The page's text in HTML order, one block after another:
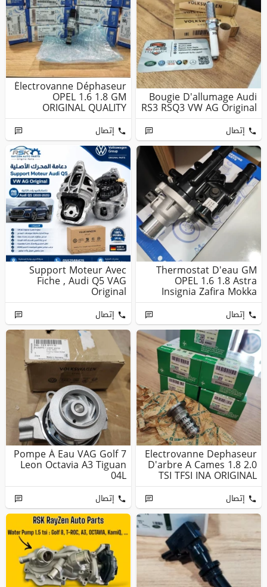
Bougie D'allumage Audi
RS3 RSQ3 VW AG Original
إتصال
Électrovanne Déphaseur
OPEL 1.6 1.8 GM
ORIGINAL QUALITY
إتصال
Thermostat D'eau GM
OPEL 1.6 1.8 Astra
Insignia Zafira Mokka
إتصال
Support Moteur Avec
Fiche , Audi Q5 VAG
Original
إتصال
Electrovanne Dephaseur
D'arbre A Cames 1.8 2.0
TSI TFSI INA ORIGINAL
إتصال
Pompe À Eau VAG Golf 7
Leon Octavia A3 Tiguan
04L
إتصال